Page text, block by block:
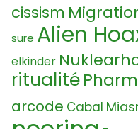
cissism
sure Alien
elkinder
ritualité
arcode Cabal